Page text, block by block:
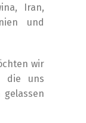
Iran,
und
wir
die uns